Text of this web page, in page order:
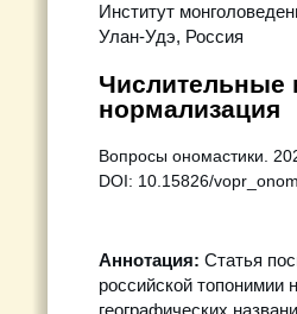
Институт
Улан-Удэ, Россия
Числительные
нормализация
Вопросы ономастики.
DOI: 10.15826/
Аннотация: Статья
российской топонимии
географических